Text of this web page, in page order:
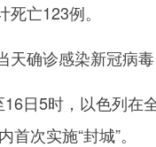
亡123例。
确诊感染新冠病毒
5时，以色列在全
次实施“封城”。